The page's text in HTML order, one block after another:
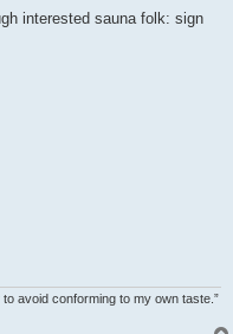
interested sauna folk: sign
avoid conforming to my own taste.”